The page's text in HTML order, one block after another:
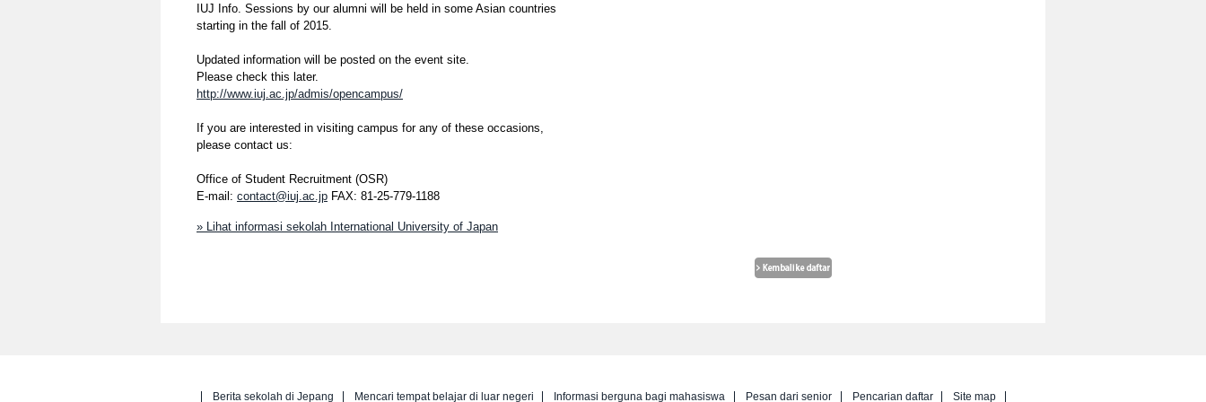
IUJ Info. Sessions by our alumni will be held in some Asian countries
starting in the fall of 2015.
Updated information will be posted on the event site.
Please check this later.
http://www.iuj.ac.jp/admis/opencampus/
If you are interested in visiting campus for any of these occasions,
please contact us:
Office of Student Recruitment (OSR)
E-mail: contact@iuj.ac.jp FAX: 81-25-779-1188
» Lihat informasi sekolah International University of Japan
Berita sekolah di Jepang Mencari tempat belajar di luar negeri Informasi berguna bagi mahasiswa Pesan dari senior Pencarian daftar Site map